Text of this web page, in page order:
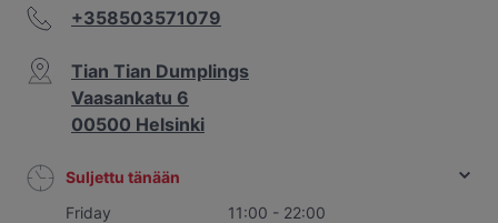
+358503571079
Tian Tian Dumplings
Vaasankatu 6
00500 Helsinki
Suljettu tänään
Friday
11:00 - 22:00